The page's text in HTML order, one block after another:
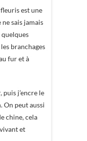
est une
sais jamais
quelques
branchages
fur et à
puis j’encre le
On peut aussi
chine, cela
et